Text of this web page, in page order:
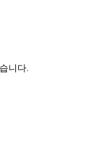
니다.